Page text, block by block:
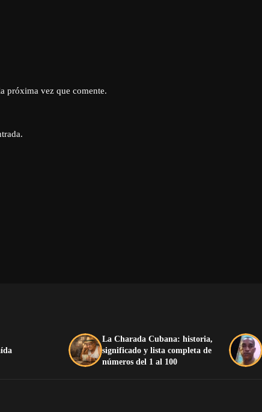
próxima vez que comente.
La Charada Cubana: historia,
significado y lista completa de
números del 1 al 100